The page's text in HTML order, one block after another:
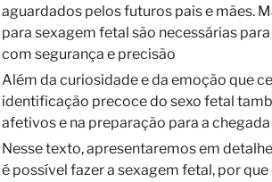
aguardados pelos futuros pais e mães.
para sexagem fetal são necessárias
com segurança e precisão
Além da curiosidade e da emoção que
identificação precoce do sexo fetal
afetivos e na preparação para a
Nesse texto, apresentaremos em
é possível fazer a sexagem fetal, por